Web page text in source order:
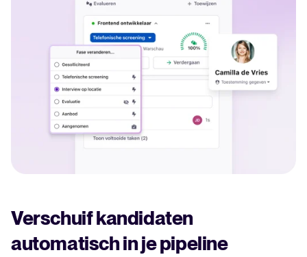
Verschuif kandidaten
automatisch in je pipeline